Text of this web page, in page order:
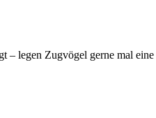
legen Zugvögel gerne mal